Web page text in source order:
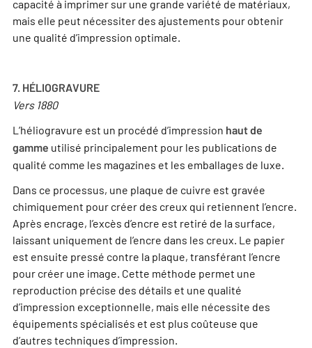
capacité à imprimer sur une grande variété de matériaux,
mais elle peut nécessiter des ajustements pour obtenir
une qualité d’impression optimale.
7. HÉLIOGRAVURE
Vers 1880
L’héliogravure est un procédé d’impression haut de
gamme utilisé principalement pour les publications de
qualité comme les magazines et les emballages de luxe.
Dans ce processus, une plaque de cuivre est gravée
chimiquement pour créer des creux qui retiennent l’encre.
Après encrage, l’excès d’encre est retiré de la surface,
laissant uniquement de l’encre dans les creux. Le papier
est ensuite pressé contre la plaque, transférant l’encre
pour créer une image. Cette méthode permet une
reproduction précise des détails et une qualité
d’impression exceptionnelle, mais elle nécessite des
équipements spécialisés et est plus coûteuse que
d’autres techniques d’impression.